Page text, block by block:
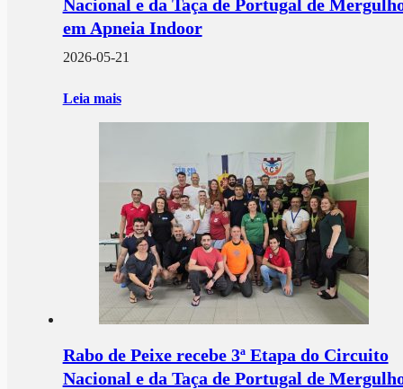
Nacional e da Taça de Portugal de
em Apneia Indoor
2026-05-21
Leia mais
Rabo de Peixe recebe 3ª Etapa do Circuito
Nacional e da Taça de Portugal de